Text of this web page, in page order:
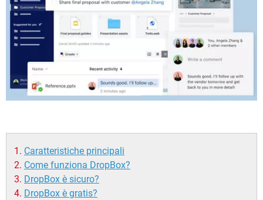
Caratteristiche principali
Come funziona DropBox?
DropBox è sicuro?
DropBox è gratis?